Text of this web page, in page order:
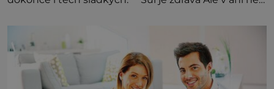
běžné. Její základní složky– sodík a chlór – jsou